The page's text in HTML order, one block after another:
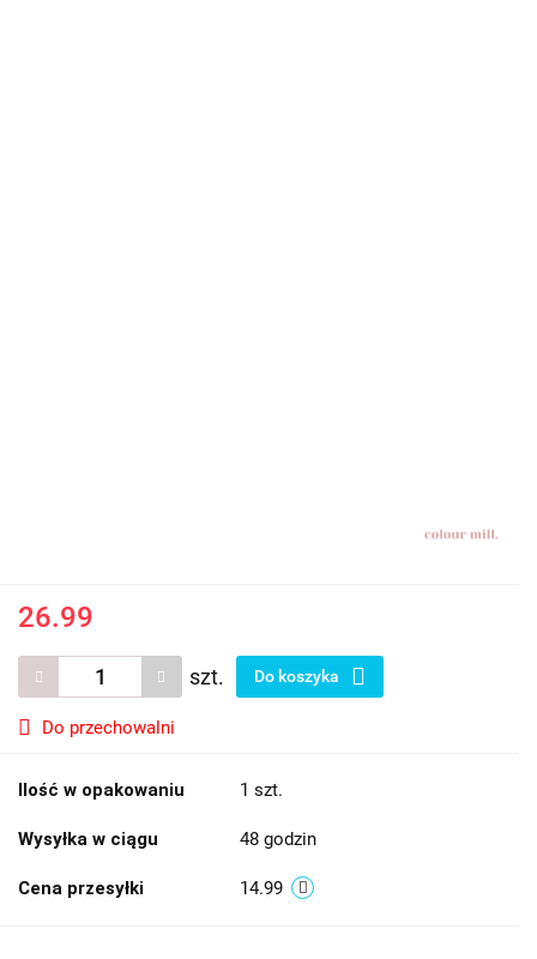
26.99
szt. Do koszyka
Do przechowalni
Ilość w opakowaniu 1 szt.
Wysyłka w ciągu 48 godzin
Cena przesyłki 14.99